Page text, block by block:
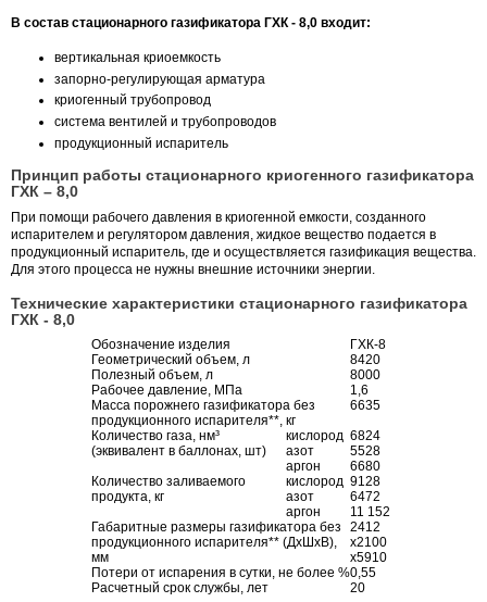
В состав стационарного газификатора ГХК - 8,0 входит:
вертикальная криоемкость
запорно-регулирующая арматура
криогенный трубопровод
система вентилей и трубопроводов
продукционный испаритель
Принцип работы стационарного криогенного газификатора
ГХК – 8,0
При помощи рабочего давления в криогенной емкости, созданного
испарителем и регулятором давления, жидкое вещество подается в
продукционный испаритель, где и осуществляется газификация вещества.
Для этого процесса не нужны внешние источники энергии.
Технические характеристики стационарного газификатора
ГХК - 8,0
Обозначение изделия
ГХК-8
Геометрический объем, л
8420
Полезный объем, л
8000
Рабочее давление, МПа
1,6
Масса порожнего газификатора без
продукционного испарителя**, кг
6635
Количество газа, нм³
(эквивалент в баллонах, шт)
кислород 6824
азот
5528
аргон
6680
Количество заливаемого
продукта, кг
кислород 9128
азот
6472
аргон
11 152
Габаритные размеры газификатора без
продукционного испарителя** (ДхШхВ),
мм
2412
х2100
х5910
Потери от испарения в сутки, не более %0,55
Расчетный срок службы, лет
20